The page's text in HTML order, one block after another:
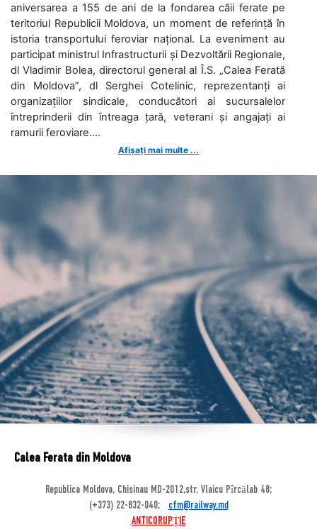
aniversarea a 155 de ani de la fondarea căii ferate pe
teritoriul Republicii Moldova, un moment de referință în
istoria transportului feroviar național. La eveniment au
participat ministrul Infrastructurii și Dezvoltării Regionale,
dl Vladimir Bolea, directorul general al Î.S. „Calea Ferată
din Moldova”, dl Serghei Cotelinic, reprezentanți ai
organizațiilor sindicale, conducători ai sucursalelor
întreprinderii din întreaga țară, veterani și angajați ai
ramurii feroviare....
Afișați mai multe ...
Calea Ferata din Moldova
Republica Moldova, Chisinau MD-2012,str. Vlaicu Pîrcălab 48;
(+373) 22-832-040;
cfm@railway.md
ANTICORUPȚIE